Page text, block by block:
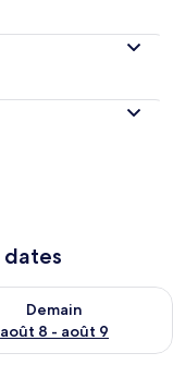
dates
- août 8
Demain
août 8 - août 9
disponibilité pour